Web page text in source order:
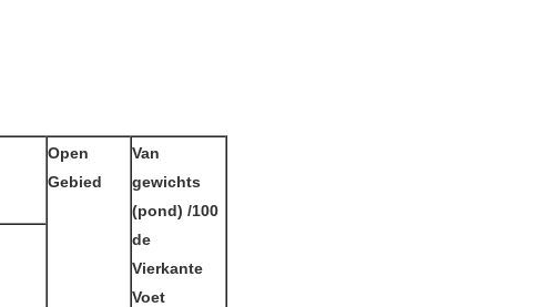
Open
Gebied
Van
gewichts
(pond) /100
de
Vierkante
Voet